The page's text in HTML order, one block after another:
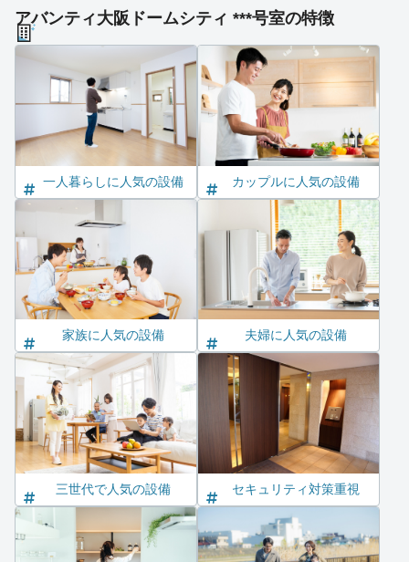
アバンティ大阪ドームシティ ***号室の特徴
一人暮らしに人気の設備 カップルに人気の設備
家族に人気の設備 夫婦に人気の設備
三世代で人気の設備 セキュリティ対策重視